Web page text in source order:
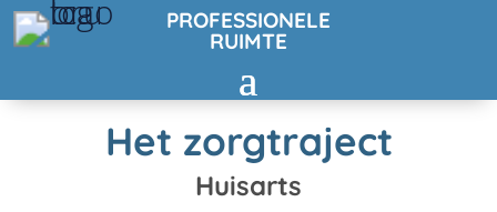
PROFESSIONELE
RUIMTE
Het zorgtraject
Huisarts